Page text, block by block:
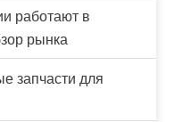
работают в
рынка
запчасти для